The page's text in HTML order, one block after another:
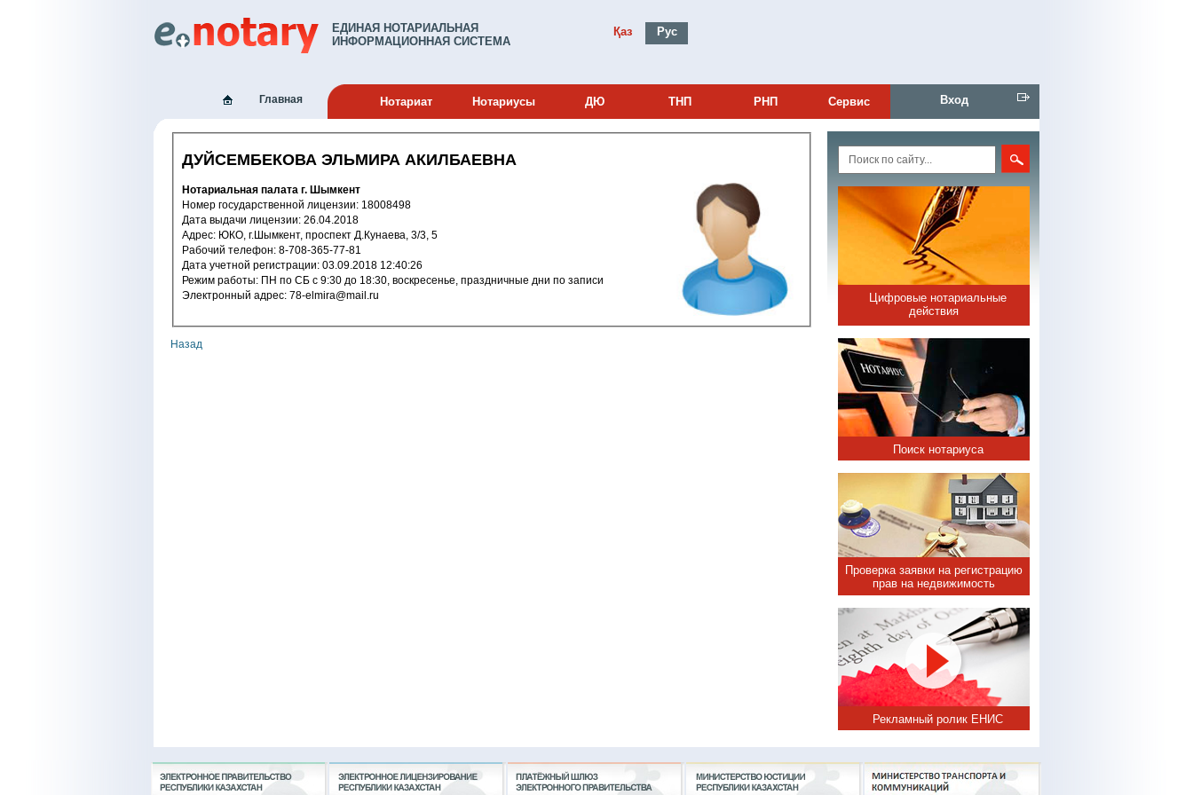
ЕДИНАЯ НОТАРИАЛЬНАЯ
ИНФОРМАЦИОННАЯ СИСТЕМА
Қаз Рус
Главная Нотариат Нотариусы ДЮ ТНП РНП Сервис Вход
ДУЙСЕМБЕКОВА ЭЛЬМИРА АКИЛБАЕВНА
Нотариальная палата г. Шымкент
Номер государственной лицензии: 18008498
Дата выдачи лицензии: 26.04.2018
Адрес: ЮКО, г.Шымкент, проспект Д.Кунаева, 3/3, 5
Рабочий телефон: 8-708-365-77-81
Дата учетной регистрации: 03.09.2018 12:40:26
Режим работы: ПН по СБ с 9:30 до 18:30, воскресенье, праздничные дни по записи
Электронный адрес: 78-elmira@mail.ru
Назад
Цифровые нотариальные
действия
Поиск нотариуса
Проверка заявки на регистрацию
прав на недвижимость
Рекламный ролик ЕНИС